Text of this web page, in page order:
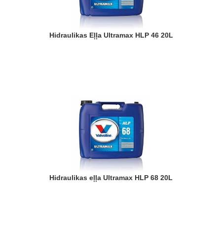
Hidraulikas Eļļa Ultramax HLP 46 20L
Hidraulikas eļļa Ultramax HLP 68 20L